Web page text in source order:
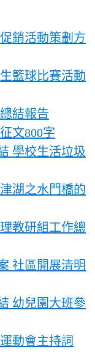
銷活動策劃方
籃球比賽活動
結報告
文800字
學校生活垃圾
湖之水門橋的
教研組工作總
社區開展清明
幼兒園大班參
動會主持詞